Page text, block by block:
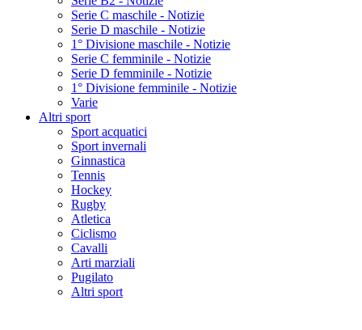
Serie C maschile - Notizie
Serie D maschile - Notizie
1° Divisione maschile - Notizie
Serie C femminile - Notizie
Serie D femminile - Notizie
1° Divisione femminile - Notizie
Varie
Altri sport
Sport acquatici
Sport invernali
Ginnastica
Tennis
Hockey
Rugby
Atletica
Ciclismo
Cavalli
Arti marziali
Pugilato
Altri sport